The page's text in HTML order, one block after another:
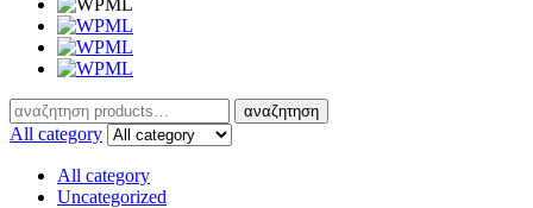
αναζητηση
for:
αναζητηση
All category
All category
Uncategorized